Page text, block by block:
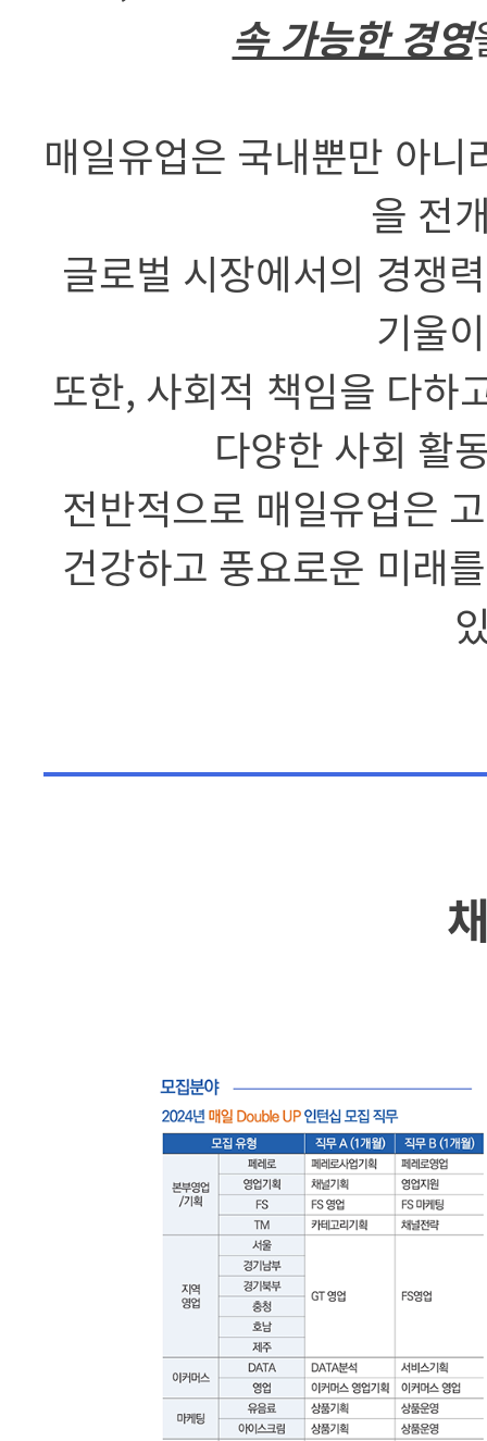
속 가능한 경영
매일유업은 국내뿐만 아
을 전
글로벌 시장에서의 경쟁
기울
또한, 사회적 책임을 다하
다양한 사회 활
전반적으로 매일유업은
건강하고 풍요로운 미래